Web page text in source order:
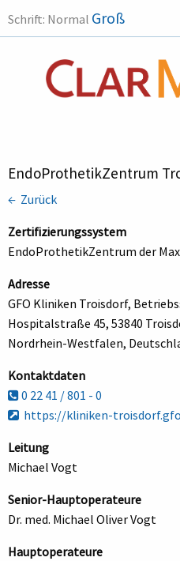
Schrift: Normal Groß
EndoProthetikZentrum
← Zurück
Zertifizierungssystem
EndoProthetikZentrum der
Adresse
GFO Kliniken Troisdorf,
Hospitalstraße 45, 53840
Nordrhein-Westfalen,
Kontaktdaten
0 22 41 / 801 - 0
https://kliniken-
Leitung
Michael Vogt
Senior-Hauptoperateure
Dr. med. Michael Oliver Vogt
Hauptoperateure